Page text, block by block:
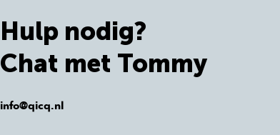
Hulp nodig?
Chat met Tommy
info@qicq.nl